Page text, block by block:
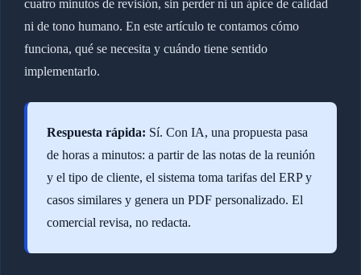
cuatro minutos de revisión, sin perder ni un ápice de calidad
ni de tono humano. En este artículo te contamos cómo
funciona, qué se necesita y cuándo tiene sentido
implementarlo.
Respuesta rápida: Sí. Con IA, una propuesta pasa
de horas a minutos: a partir de las notas de la reunión
y el tipo de cliente, el sistema toma tarifas del ERP y
casos similares y genera un PDF personalizado. El
comercial revisa, no redacta.